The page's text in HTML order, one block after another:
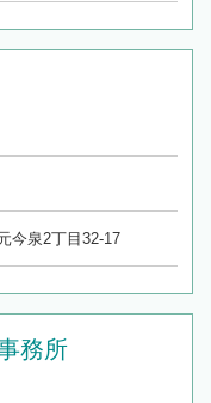
今泉2丁目32-17
務所